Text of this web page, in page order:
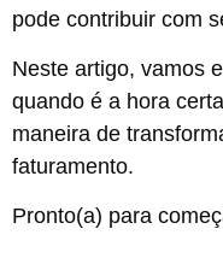
pode contribuir com
Neste artigo, vamos
quando é a hora
maneira de
faturamento.
Pronto(a) para